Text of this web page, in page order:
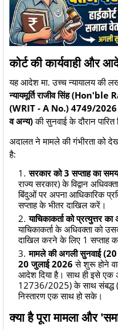
​कोर्ट की कार्यवाही और
​यह आदेश मा. उच्च न्यायालय की
न्यायमूर्ति राजीव सिंह
(WRIT - A No.) 4749/2026
व अन्य)की सुनवाई के दौरान पारित
​अदालत ने मामले की गंभीरता को
है:
सरकार को 3 सप्ताह का
राज्य सरकार) के विद्वान
बिंदुओं पर अपना आधिकारिक
सप्ताह के भीतर दाखिल करें।
याचिकाकर्ता को प्रत्युत्तर
याचिकाकर्ता के अधिवक्ता को
दाखिल करने के लिए 1 सप्ताह
मामले की अगली सुनवाई
20 जुलाई 2026 से शुरू होने
आदेश दिया है। साथ ही इसे एक
12736/2025) के साथ संबद्ध
निस्तारण एक साथ हो सके।
​क्या है पूरा मामला और